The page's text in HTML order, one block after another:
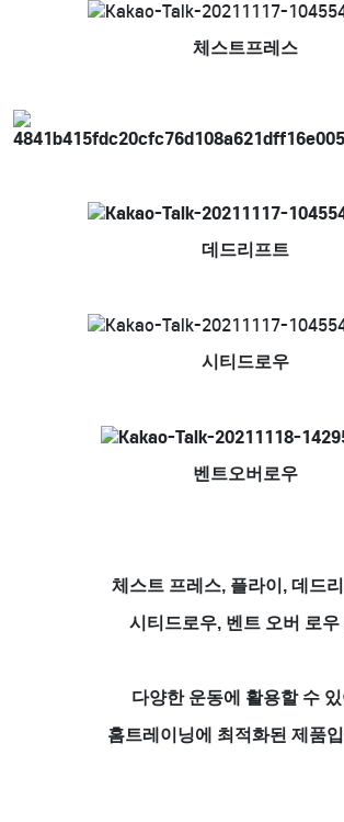
체스트프레스
데드리프트
시티드로우
벤트오버로우
체스트 프레스, 플라이, 데드
시티드로우, 벤트 오버 로우
다양한 운동에 활용할 수 있
홈트레이닝에 최적화된 제품